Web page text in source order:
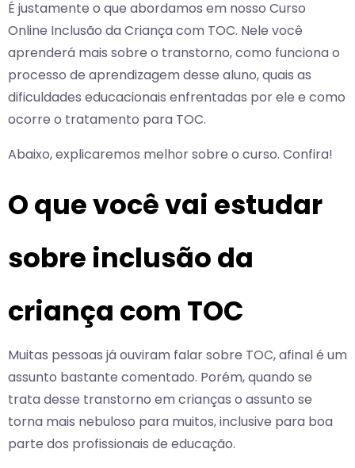
É justamente o que abordamos em nosso Curso
Online Inclusão da Criança com TOC. Nele você
aprenderá mais sobre o transtorno, como funciona o
processo de aprendizagem desse aluno, quais as
dificuldades educacionais enfrentadas por ele e como
ocorre o tratamento para TOC.
Abaixo, explicaremos melhor sobre o curso. Confira!
O que você vai estudar
sobre inclusão da
criança com TOC
Muitas pessoas já ouviram falar sobre TOC, afinal é um
assunto bastante comentado. Porém, quando se
trata desse transtorno em crianças o assunto se
torna mais nebuloso para muitos, inclusive para boa
parte dos profissionais de educação.